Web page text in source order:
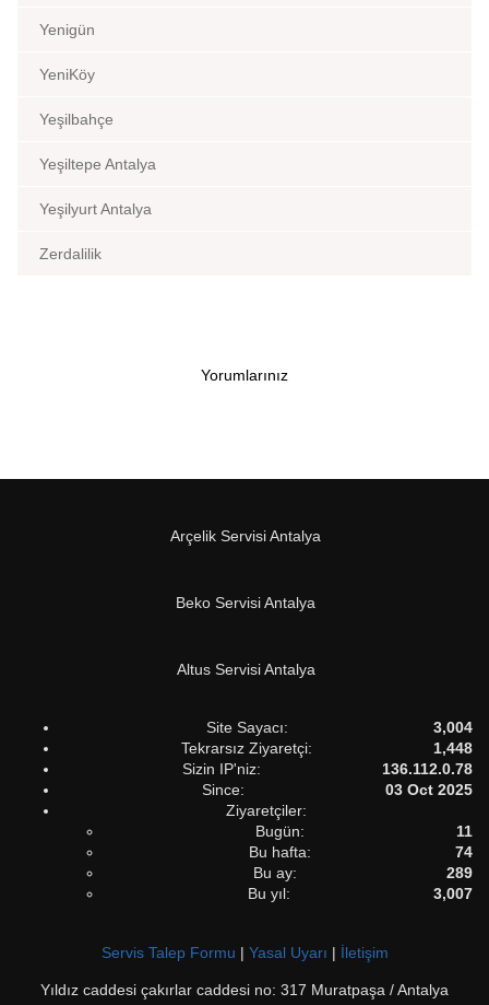
Yenigün
YeniKöy
Yeşilbahçe
Yeşiltepe Antalya
Yeşilyurt Antalya
Zerdalilik
Yorumlarınız
Arçelik Servisi Antalya
Beko Servisi Antalya
Altus Servisi Antalya
Site Sayacı:
3,004
Tekrarsız Ziyaretçi:
1,448
Sizin IP'niz:
136.112.0.78
Since:
03 Oct 2025
Ziyaretçiler:
Bugün:
11
Bu hafta:
74
Bu ay:
289
Bu yıl:
3,007
Servis Talep Formu | Yasal Uyarı | İletişim
Yıldız caddesi çakırlar caddesi no: 317 Muratpaşa / Antalya